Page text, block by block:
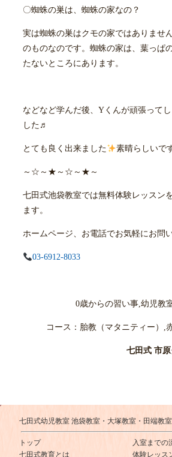
〇蜘蛛の巣は、蜘蛛の家なの？
実は蜘蛛の巣はクモの家ではありませ
のものなのです。蜘蛛の家は、葉っぱ
たないところにあります。
などなど学んだ後、Yくんが頑張って
した♬
とても良く出来ました 素晴らしいで
～☆～★～☆～★～
七田式池袋教室では無料体験レッスン
ます。
ホームページ、お電話でお気軽にお問
03-6912-8033
0歳からの習い事,幼児教
コース：胎教（マタニティー）,
七田式 市
七田式幼児教室 池袋教室・大塚教室・田端教
トップ
入室までの
七田式教育とは
体験レッス